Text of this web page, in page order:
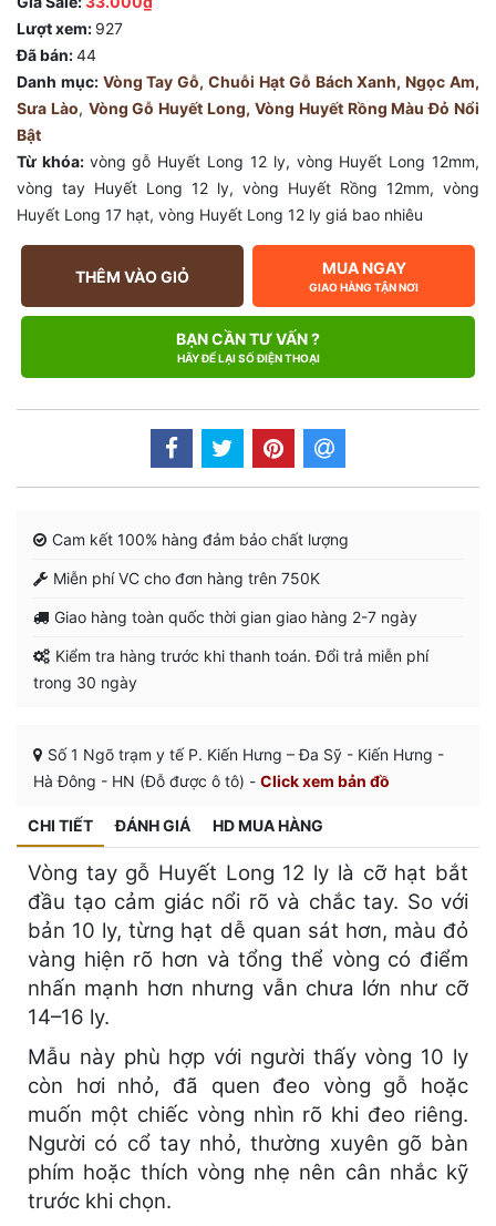
Lượt xem: 927
Đã bán:44
Danh mục: Vòng Tay Gỗ, Chuỗi Hạt Gỗ Bách Xanh, Ngọc Am,
Sưa Lào, Vòng Gỗ Huyết Long, Vòng Huyết Rồng Màu Đỏ Nổi
Bật
Từ khóa: vòng gỗ Huyết Long 12 ly, vòng Huyết Long 12mm,
vòng tay Huyết Long 12 ly, vòng Huyết Rồng 12mm, vòng
Huyết Long 17 hạt, vòng Huyết Long 12 ly giá bao nhiêu
THÊM VÀO GIỎ MUA NGAY
GIAO HÀNG TẬN NƠI
BẠN CẦN TƯ VẤN ?
HÃY ĐỂ LẠI SỐ ĐIỆN THOẠI
Cam kết 100% hàng đảm bảo chất lượng
Miễn phí VC cho đơn hàng trên 750K
Giao hàng toàn quốc thời gian giao hàng 2-7 ngày
Kiểm tra hàng trước khi thanh toán. Đổi trả miễn phí
trong 30 ngày
Số 1 Ngõ trạm y tế P. Kiến Hưng – Đa Sỹ - Kiến Hưng -
Hà Đông - HN (Đỗ được ô tô) - Click xem bản đồ
CHI TIẾT ĐÁNH GIÁ HD MUA HÀNG
Vòng tay gỗ Huyết Long 12 ly là cỡ hạt bắt
đầu tạo cảm giác nổi rõ và chắc tay. So với
bản 10 ly, từng hạt dễ quan sát hơn, màu đỏ
vàng hiện rõ hơn và tổng thể vòng có điểm
nhấn mạnh hơn nhưng vẫn chưa lớn như cỡ
14–16 ly.
Mẫu này phù hợp với người thấy vòng 10 ly
còn hơi nhỏ, đã quen đeo vòng gỗ hoặc
muốn một chiếc vòng nhìn rõ khi đeo riêng.
Người có cổ tay nhỏ, thường xuyên gõ bàn
phím hoặc thích vòng nhẹ nên cân nhắc kỹ
trước khi chọn.